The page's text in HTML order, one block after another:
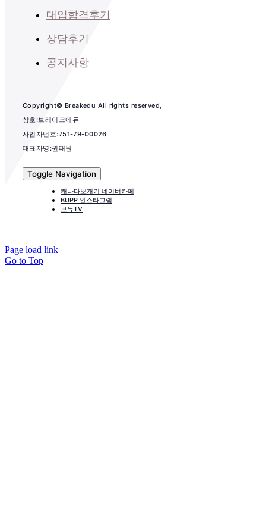
대입합격후기
상담후기
공지사항
Copyright© Breakedu All rights reserved,
상호:브레이크에듀
사업자번호:751-79-00026
대표자명:권태원
Toggle Navigation
캐나다뽀개기 네이버카페
BUPP 인스타그램
브듀TV
Page load link
Go to Top